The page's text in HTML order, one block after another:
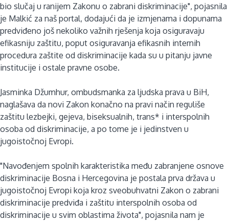
bio slučaj u ranijem Zakonu o zabrani diskriminacije", pojasnila
je Malkić za naš portal, dodajući da je izmjenama i dopunama
predviđeno još nekoliko važnih rješenja koja osiguravaju
efikasniju zaštitu, poput osiguravanja efikasnih internih
procedura zaštite od diskriminacije kada su u pitanju javne
institucije i ostale pravne osobe.
Jasminka Džumhur, ombudsmanka za ljudska prava u BiH,
naglašava da novi Zakon konačno na pravi način reguliše
zaštitu lezbejki, gejeva, biseksualnih, trans* i interspolnih
osoba od diskriminacije, a po tome je i jedinstven u
jugoistočnoj Evropi.
"Navođenjem spolnih karakteristika među zabranjene osnove
diskriminacije Bosna i Hercegovina je postala prva država u
jugoistočnoj Evropi koja kroz sveobuhvatni Zakon o zabrani
diskriminacije predviđa i zaštitu interspolnih osoba od
diskriminacije u svim oblastima života", pojasnila nam je